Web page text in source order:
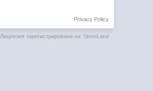
Privacy Policy
Лицензия зарегистрирована на: StoreLand